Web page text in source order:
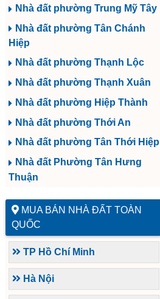
Nhà đất phường Trung Mỹ Tây
Nhà đất phường Tân Chánh
Hiệp
Nhà đất phường Thạnh Lộc
Nhà đất phường Thạnh Xuân
Nhà đất phường Hiệp Thành
Nhà đất phường Thới An
Nhà đất phường Tân Thới Hiệp
Nhà đất Phường Tân Hưng
Thuận
MUA BÁN NHÀ ĐẤT TOÀN
QUỐC
TP Hồ Chí Minh
Hà Nội